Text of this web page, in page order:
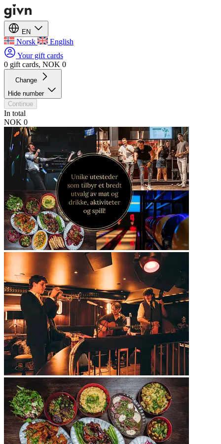
EN
Norsk
English
Your gift cards
0 gift cards, NOK 0
Change
Hide number
Continue
In total
NOK 0